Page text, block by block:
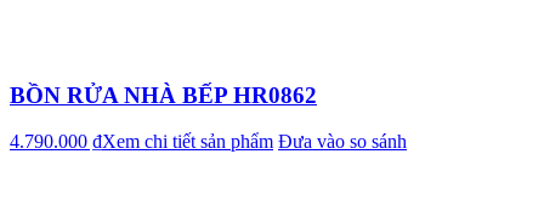
BỒN RỬA NHÀ BẾP HR0862
4.790.000 ₫Xem chi tiết sản phẩm Đưa vào so sánh